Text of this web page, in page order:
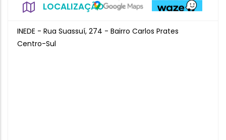
LOCALIZAÇÃO
INEDE - Rua Suassuí, 274 - Bairro Carlos Prates
Centro-Sul